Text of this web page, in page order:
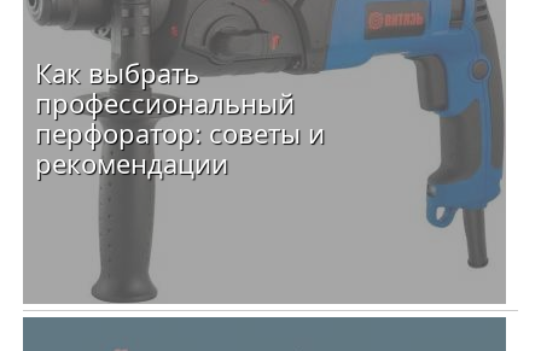
Как выбрать
профессиональный
перфоратор: советы и
рекомендации